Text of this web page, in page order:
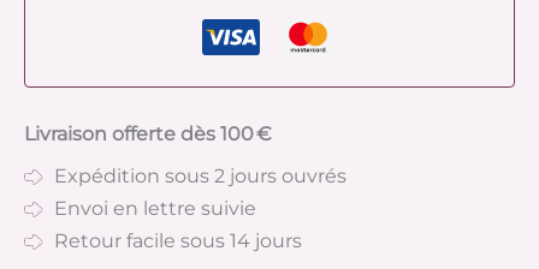
Livraison offerte dès 100 €
Expédition sous 2 jours ouvrés
Envoi en lettre suivie
Retour facile sous 14 jours